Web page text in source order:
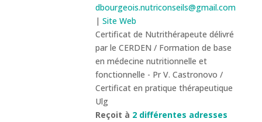
dbourgeois.nutriconseils@gmail.com
|Site Web
Certificat de Nutrithérapeute délivré
par le CERDEN / Formation de base
en médecine nutritionnelle et
fonctionnelle - Pr V. Castronovo /
Certificat en pratique thérapeutique
Ulg
Reçoit à 2 différentes adresses